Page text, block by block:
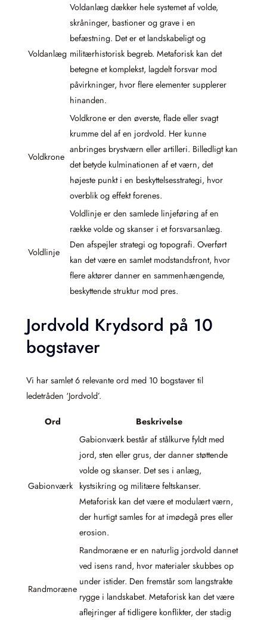
Voldanlæg
Voldanlæg dækker hele systemet af volde,
skråninger, bastioner og grave i en
befæstning. Det er et landskabeligt og
militærhistorisk begreb. Metaforisk kan det
betegne et komplekst, lagdelt forsvar mod
påvirkninger, hvor flere elementer supplerer
hinanden.
Voldkrone
Voldkrone er den øverste, flade eller svagt
krumme del af en jordvold. Her kunne
anbringes brystværn eller artilleri. Billedligt kan
det betyde kulminationen af et værn, det
højeste punkt i en beskyttelsesstrategi, hvor
overblik og effekt forenes.
Voldlinje
Voldlinje er den samlede linjeføring af en
række volde og skanser i et forsvarsanlæg.
Den afspejler strategi og topografi. Overført
kan det være en samlet modstandsfront, hvor
flere aktører danner en sammenhængende,
beskyttende struktur mod pres.
Jordvold Krydsord på 10
bogstaver
Vi har samlet 6 relevante ord med 10 bogstaver til
ledetråden ‘Jordvold’.
Ord Beskrivelse
Gabionværk
Gabionværk består af stålkurve fyldt med
jord, sten eller grus, der danner støttende
volde og skanser. Det ses i anlæg,
kystsikring og militære feltskanser.
Metaforisk kan det være et modulært værn,
der hurtigt samles for at imødegå pres eller
erosion.
Randmoræne
Randmoræne er en naturlig jordvold dannet
ved isens rand, hvor materialer skubbes op
under istider. Den fremstår som langstrakte
rygge i landskabet. Metaforisk kan det være
aflejringer af tidligere konflikter, der stadig